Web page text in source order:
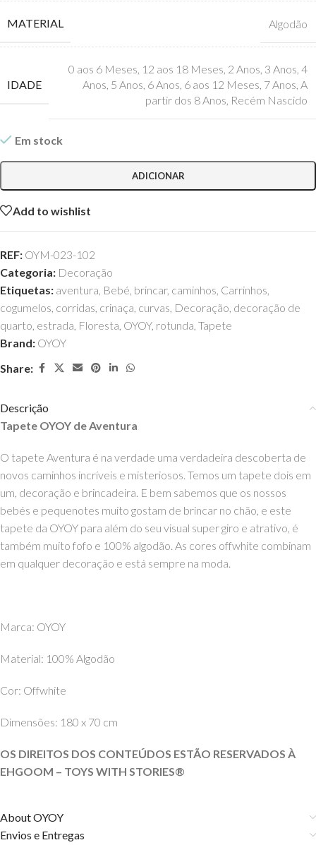
MATERIAL Algodão
IDADE
0 aos 6 Meses, 12 aos 18 Meses, 2 Anos, 3 Anos, 4
Anos, 5 Anos, 6 Anos, 6 aos 12 Meses, 7 Anos, A
partir dos 8 Anos, Recém Nascido
Em stock
ADICIONAR
Add to wishlist
REF: OYM-023-102
Categoria: Decoração
Etiquetas: aventura, Bebé, brincar, caminhos, Carrinhos,
cogumelos, corridas, crinaça, curvas, Decoração, decoração de
quarto, estrada, Floresta, OYOY, rotunda, Tapete
Brand: OYOY
Share:
Descrição
Tapete OYOY de Aventura
O tapete Aventura é na verdade uma verdadeira descoberta de
novos caminhos incríveis e misteriosos. Temos um tapete dois em
um, decoração e brincadeira. E bem sabemos que os nossos
bebés e pequenotes muito gostam de brincar no chão, e este
tapete da OYOY para além do seu visual super giro e atrativo, é
também muito fofo e 100% algodão. As cores offwhite combinam
em qualquer decoração e está sempre na moda.
Marca: OYOY
Material: 100% Algodão
Cor: Offwhite
Dimensões: 180 x 70 cm
OS DIREITOS DOS CONTEÚDOS ESTÃO RESERVADOS À
EHGOOM – TOYS WITH STORIES®️
About OYOY
Envios e Entregas